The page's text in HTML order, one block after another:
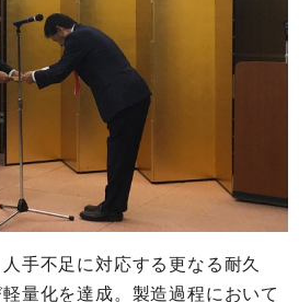
手不足に対応する更なる耐久
量化を達成。製造過程において